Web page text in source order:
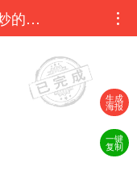
生成
海报
一键
复制
需要面酱两口一拉一炒的联系19997225237